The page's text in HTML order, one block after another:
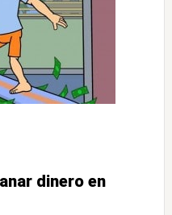
dinero en